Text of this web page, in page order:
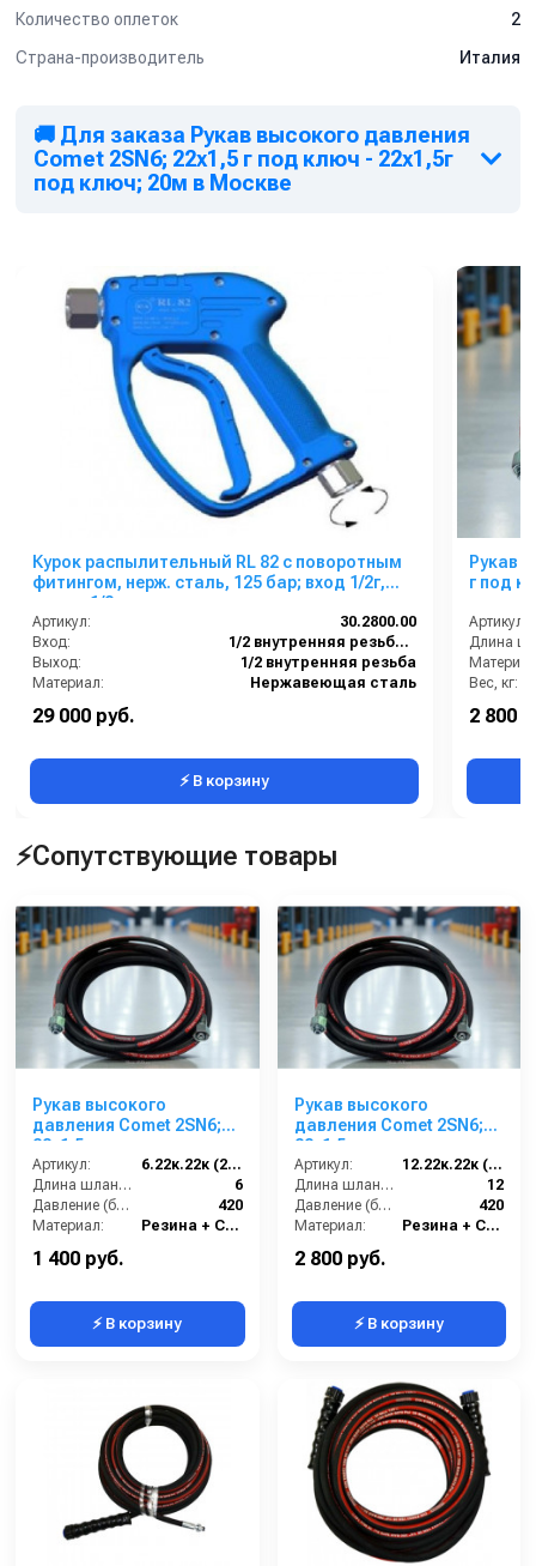
Количество оплеток
2
Страна-производитель
Италия
🚚 Для заказа Рукав высокого давления
Comet 2SN6; 22х1,5 г под ключ - 22х1,5г
под ключ; 20м в Москве
Курок распылительный RL 82 с поворотным
фитингом, нерж. сталь, 125 бар; вход 1/2г,
выход 1/2г
Артикул:
30.2800.00
Вход:
1/2 внутренняя резьба вращающаяся
Выход:
1/2 внутренняя резьба
Материал:
Нержавеющая сталь
В коробке:
29 000 руб.
⚡ В корзину
Рукав
г под
Артикул:
Длина
Вес, кг:
Диаметр
2 800
⚡Сопутствующие товары
Рукав высокого
давления Comet 2SN6;
22х1,5 г под ключ -
22х1,5г под ключ; 6м
Артикул:
6.22к.22к (2SN6)Comet
Длина шланга ВД (м):
6
Давление (бар):
420
Материал:
Резина + Сталь
1 400 руб.
⚡ В корзину
Рукав высокого
давления Comet 2SN6;
22х1,5 г под ключ -
22х1,5г под ключ; 12м +
защита
Артикул:
12.22к.22к (2SN6)Comet
Длина шланга ВД (м):
12
Давление (бар):
420
Материал:
Резина + Сталь
2 800 руб.
⚡ В корзину